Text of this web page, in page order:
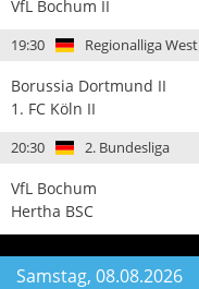
VfL Bochum II
19:30 Regionalliga West
Borussia Dortmund II
1. FC Köln II
20:30 2. Bundesliga
VfL Bochum
Hertha BSC
Samstag, 08.08.2026